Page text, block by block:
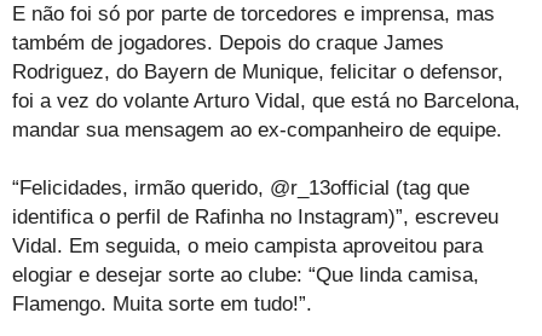
E não foi só por parte de torcedores e imprensa, mas
também de jogadores. Depois do craque James
Rodriguez, do Bayern de Munique, felicitar o defensor,
foi a vez do volante Arturo Vidal, que está no Barcelona,
mandar sua mensagem ao ex-companheiro de equipe.
“Felicidades, irmão querido, @r_13official (tag que
identifica o perfil de Rafinha no Instagram)”, escreveu
Vidal. Em seguida, o meio campista aproveitou para
elogiar e desejar sorte ao clube: “Que linda camisa,
Flamengo. Muita sorte em tudo!”.